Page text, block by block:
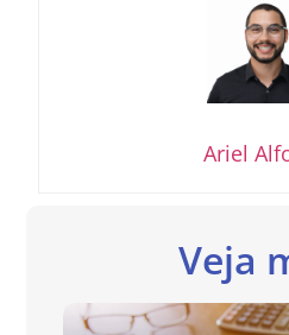
Ariel
Veja